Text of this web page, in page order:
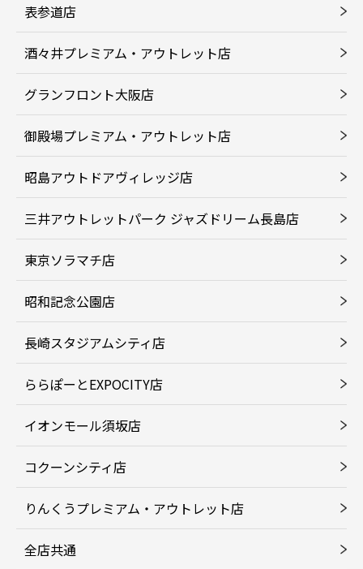
表参道店
酒々井プレミアム・アウトレット店
グランフロント大阪店
御殿場プレミアム・アウトレット店
昭島アウトドアヴィレッジ店
三井アウトレットパーク ジャズドリーム長島店
東京ソラマチ店
昭和記念公園店
長崎スタジアムシティ店
ららぽーとEXPOCITY店
イオンモール須坂店
コクーンシティ店
りんくうプレミアム・アウトレット店
全店共通